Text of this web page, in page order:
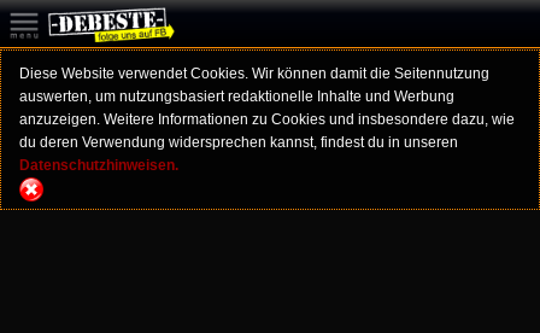
Diese Website verwendet Cookies. Wir können damit die Seitennutzung
auswerten, um nutzungsbasiert redaktionelle Inhalte und Werbung
anzuzeigen. Weitere Informationen zu Cookies und insbesondere dazu, wie
du deren Verwendung widersprechen kannst, findest du in unseren
Datenschutzhinweisen.